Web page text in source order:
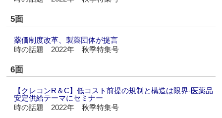
5面
薬価制度改革、製薬団体が提言
時の話題 2022年 秋季特集号
6面
【クレコンR＆C】低コスト前提の規制と構造は限界‐医薬品
安定供給テーマにセミナー
時の話題 2022年 秋季特集号